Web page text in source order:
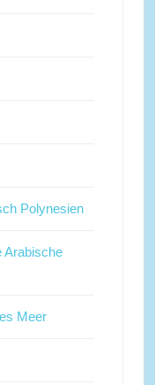
Polynesien
Arabische
Meer